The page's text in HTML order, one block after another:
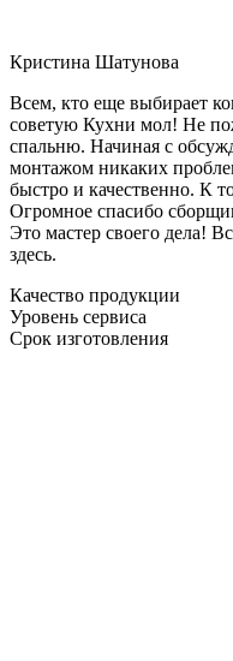
Кристина Шатунова
Всем, кто еще выбирает
советую Кухни мол! Не
спальню. Начиная с
монтажом никаких
быстро и качественно. К
Огромное спасибо
Это мастер своего дела!
здесь.
Качество продукции
Уровень сервиса
Срок изготовления